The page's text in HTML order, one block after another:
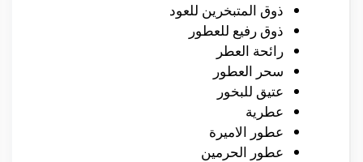
ذوق المتبخرين للعود
ذوق رفيع للعطور
رائحة العطر
سحر العطور
عتيق للبخور
عطرية
عطور الاميرة
عطور الحرمين